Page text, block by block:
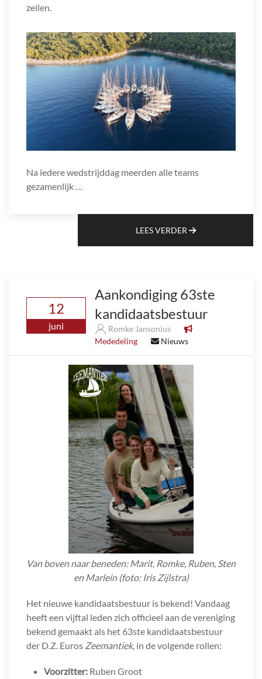
zeilen.
Na iedere wedstrijddag meerden alle teams
gezamenlijk …
LEES VERDER
12
juni
Aankondiging 63ste
kandidaatsbestuur
Romke Jansonius
Mededeling
Nieuws
Van boven naar beneden: Marit, Romke, Ruben, Sten
en Marlein (foto: Iris Zijlstra)
Het nieuwe kandidaatsbestuur is bekend! Vandaag
heeft een vijftal leden zich officieel aan de vereniging
bekend gemaakt als het 63ste kandidaatsbestuur
der D.Z. Euros Zeemantiek, in de volgende rollen:
Voorzitter: Ruben Groot